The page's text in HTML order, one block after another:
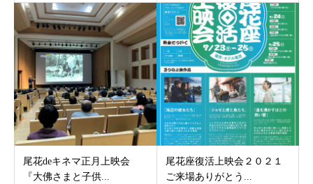
尾花deキネマ正月上映会
『大佛さまと子供...
尾花座復活上映会２０２１
ご来場ありがとう...